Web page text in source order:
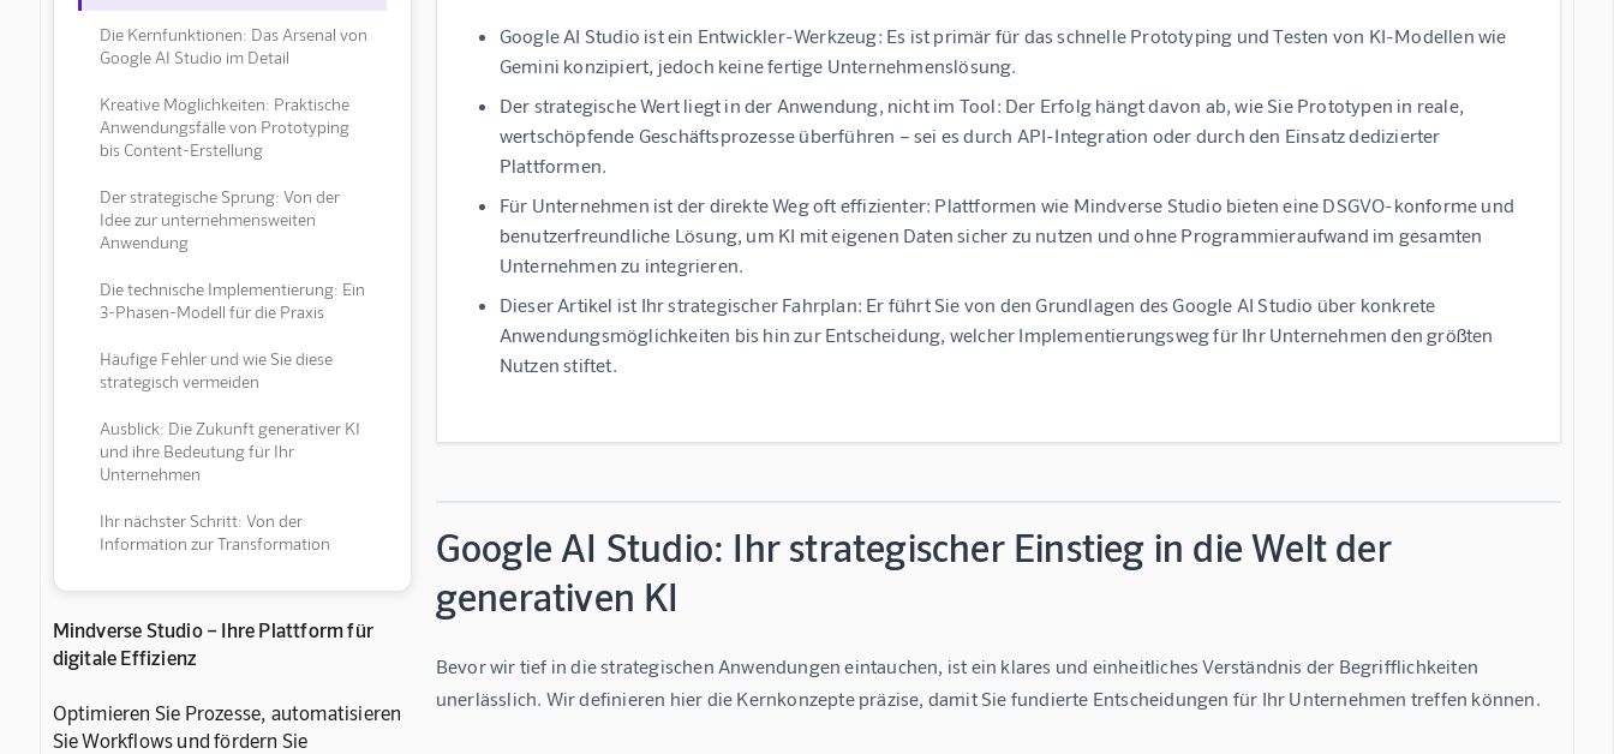
Die Kernfunktionen: Das Arsenal von
Google AI Studio im Detail
Kreative Möglichkeiten: Praktische
Anwendungsfälle von Prototyping
bis Content-Erstellung
Der strategische Sprung: Von der
Idee zur unternehmensweiten
Anwendung
Die technische Implementierung: Ein
3-Phasen-Modell für die Praxis
Häufige Fehler und wie Sie diese
strategisch vermeiden
Ausblick: Die Zukunft generativer KI
und ihre Bedeutung für Ihr
Unternehmen
Ihr nächster Schritt: Von der
Information zur Transformation
Mindverse Studio – Ihre Plattform für
digitale Effizienz
Optimieren Sie Prozesse, automatisieren
Sie Workflows und fördern Sie
Google AI Studio ist ein Entwickler-Werkzeug: Es ist primär für das schnelle Prototyping und Testen von KI-Modellen wie
Gemini konzipiert, jedoch keine fertige Unternehmenslösung.
Der strategische Wert liegt in der Anwendung, nicht im Tool: Der Erfolg hängt davon ab, wie Sie Prototypen in reale,
wertschöpfende Geschäftsprozesse überführen – sei es durch API-Integration oder durch den Einsatz dedizierter
Plattformen.
Für Unternehmen ist der direkte Weg oft effizienter: Plattformen wie Mindverse Studio bieten eine DSGVO-konforme und
benutzerfreundliche Lösung, um KI mit eigenen Daten sicher zu nutzen und ohne Programmieraufwand im gesamten
Unternehmen zu integrieren.
Dieser Artikel ist Ihr strategischer Fahrplan: Er führt Sie von den Grundlagen des Google AI Studio über konkrete
Anwendungsmöglichkeiten bis hin zur Entscheidung, welcher Implementierungsweg für Ihr Unternehmen den größten
Nutzen stiftet.
Google AI Studio: Ihr strategischer Einstieg in die Welt der
generativen KI
Bevor wir tief in die strategischen Anwendungen eintauchen, ist ein klares und einheitliches Verständnis der Begrifflichkeiten
unerlässlich. Wir definieren hier die Kernkonzepte präzise, damit Sie fundierte Entscheidungen für Ihr Unternehmen treffen können.